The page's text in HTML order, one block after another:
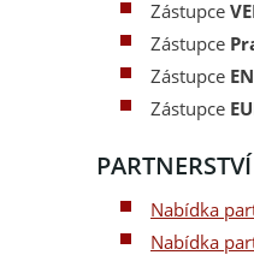
Zástupce
Zástupce
Zástupce
Zástupce
Nabídka
Nabídka